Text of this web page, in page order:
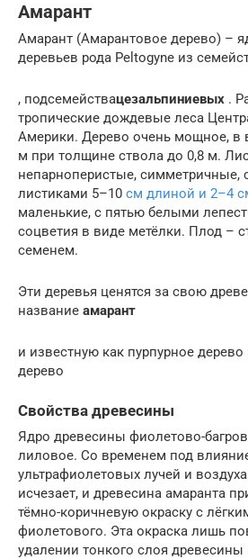
Амарант
Амарант (Амарантовое дерево) –
деревьев рода Peltogyne из
, подсемействацезальпиниевых .
тропические дождевые леса
Америки. Дерево очень мощное, в
м при толщине ствола до 0,8 м.
непарноперистые, симметричные,
листиками 5–10 см длиной и 2–4
маленькие, с пятью белыми
соцветия в виде метёлки. Плод –
семенем.
Эти деревья ценятся за свою
название амарант
и известную как пурпурное
дерево
Свойства древесины
Ядро древесины фиолетово-
лиловое. Со временем под
ультрафиолетовых лучей и
исчезает, и древесина амаранта
тёмно-коричневую окраску с
фиолетового. Эта окраска лишь
удалении тонкого слоя